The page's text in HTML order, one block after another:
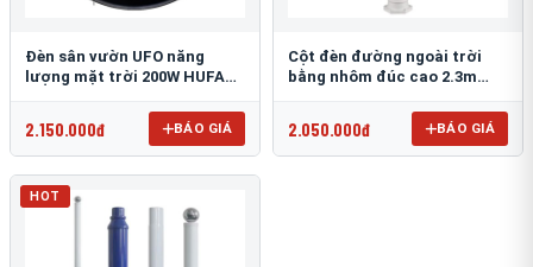
Đèn sân vườn UFO năng
lượng mặt trời 200W HUFA
2.150.000đ BÁO GIÁ
Cột đèn đường ngoài trời
bằng nhôm đúc cao 2.3m
2.050.000đ BÁO GIÁ
HOT